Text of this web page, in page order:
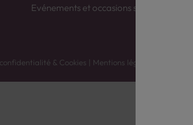
Evénements et occasions spéciales
& Cookies | Mentions légales